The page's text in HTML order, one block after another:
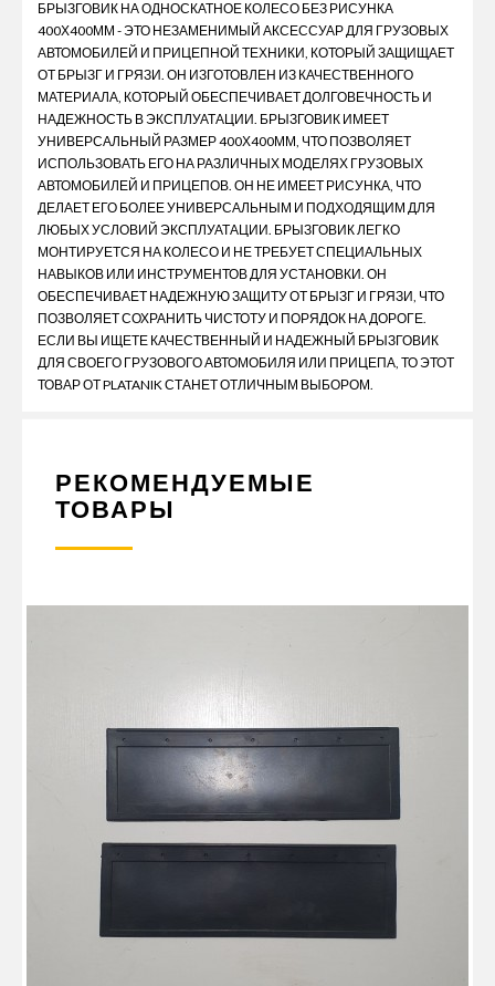
БРЫЗГОВИК НА ОДНОСКАТНОЕ КОЛЕСО БЕЗ РИСУНКА
400Х400ММ - ЭТО НЕЗАМЕНИМЫЙ АКСЕССУАР ДЛЯ ГРУЗОВЫХ
АВТОМОБИЛЕЙ И ПРИЦЕПНОЙ ТЕХНИКИ, КОТОРЫЙ ЗАЩИЩАЕТ
ОТ БРЫЗГ И ГРЯЗИ. ОН ИЗГОТОВЛЕН ИЗ КАЧЕСТВЕННОГО
МАТЕРИАЛА, КОТОРЫЙ ОБЕСПЕЧИВАЕТ ДОЛГОВЕЧНОСТЬ И
НАДЕЖНОСТЬ В ЭКСПЛУАТАЦИИ. БРЫЗГОВИК ИМЕЕТ
УНИВЕРСАЛЬНЫЙ РАЗМЕР 400Х400ММ, ЧТО ПОЗВОЛЯЕТ
ИСПОЛЬЗОВАТЬ ЕГО НА РАЗЛИЧНЫХ МОДЕЛЯХ ГРУЗОВЫХ
АВТОМОБИЛЕЙ И ПРИЦЕПОВ. ОН НЕ ИМЕЕТ РИСУНКА, ЧТО
ДЕЛАЕТ ЕГО БОЛЕЕ УНИВЕРСАЛЬНЫМ И ПОДХОДЯЩИМ ДЛЯ
ЛЮБЫХ УСЛОВИЙ ЭКСПЛУАТАЦИИ. БРЫЗГОВИК ЛЕГКО
МОНТИРУЕТСЯ НА КОЛЕСО И НЕ ТРЕБУЕТ СПЕЦИАЛЬНЫХ
НАВЫКОВ ИЛИ ИНСТРУМЕНТОВ ДЛЯ УСТАНОВКИ. ОН
ОБЕСПЕЧИВАЕТ НАДЕЖНУЮ ЗАЩИТУ ОТ БРЫЗГ И ГРЯЗИ, ЧТО
ПОЗВОЛЯЕТ СОХРАНИТЬ ЧИСТОТУ И ПОРЯДОК НА ДОРОГЕ.
ЕСЛИ ВЫ ИЩЕТЕ КАЧЕСТВЕННЫЙ И НАДЕЖНЫЙ БРЫЗГОВИК
ДЛЯ СВОЕГО ГРУЗОВОГО АВТОМОБИЛЯ ИЛИ ПРИЦЕПА, ТО ЭТОТ
ТОВАР ОТ PLATANIK СТАНЕТ ОТЛИЧНЫМ ВЫБОРОМ.
РЕКОМЕНДУЕМЫЕ
ТОВАРЫ